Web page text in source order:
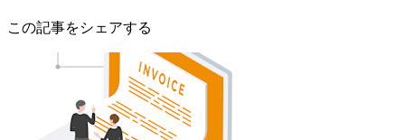
この記事をシェアする